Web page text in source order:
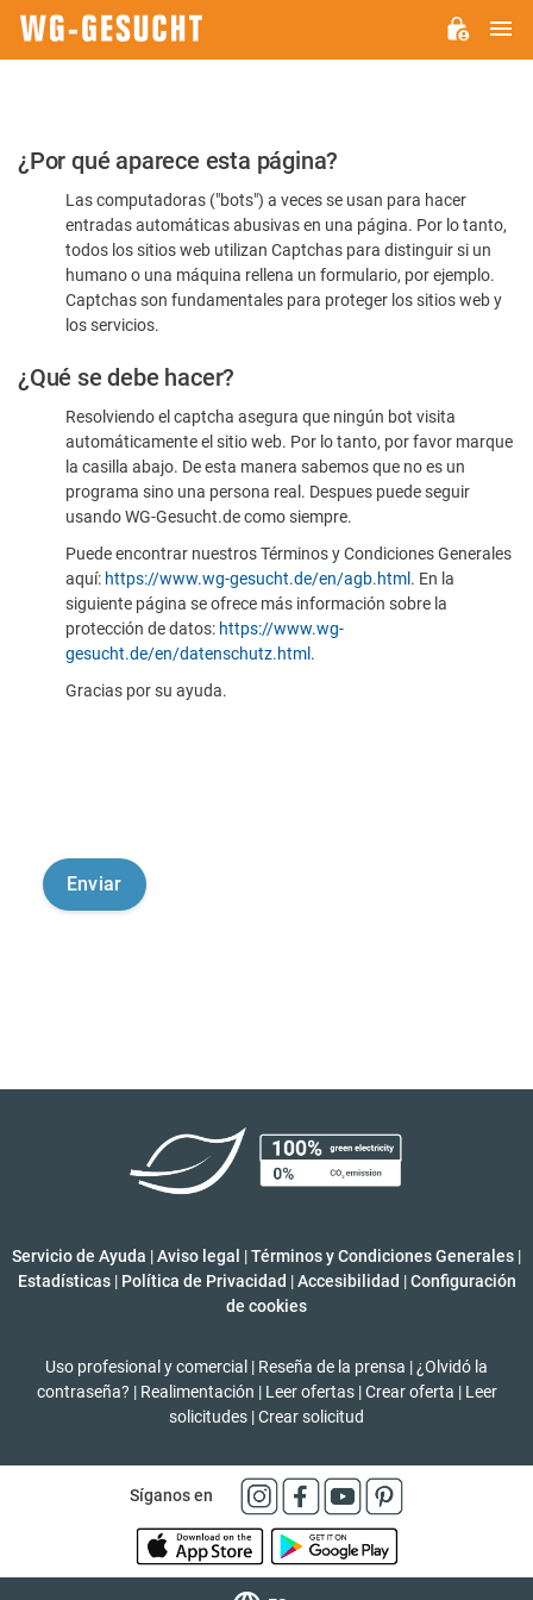
Por
favor,
confirme
humano
¿Por qué aparece esta página?
Las computadoras ("bots") a veces se usan para hacer
entradas automáticas abusivas en una página. Por lo tanto,
todos los sitios web utilizan Captchas para distinguir si un
humano o una máquina rellena un formulario, por ejemplo.
Captchas son fundamentales para proteger los sitios web y
los servicios.
¿Qué se debe hacer?
Resolviendo el captcha asegura que ningún bot visita
automáticamente el sitio web. Por lo tanto, por favor marque
la casilla abajo. De esta manera sabemos que no es un
programa sino una persona real. Despues puede seguir
usando WG-Gesucht.de como siempre.
Puede encontrar nuestros Términos y Condiciones Generales
aquí: https://www.wg-gesucht.de/en/agb.html . En la
siguiente página se ofrece más información sobre la
protección de datos: https://www.wg-
gesucht.de/en/datenschutz.html .
Gracias por su ayuda.
Servicio de Ayuda |Aviso legal |Términos y Condiciones Generales |
Estadísticas | Política de Privacidad | Accesibilidad | Configuración
de cookies
Uso profesional y comercial | Reseña de la prensa | ¿Olvidó la
contraseña? | Realimentación | Leer ofertas | Crear oferta | Leer
solicitudes |Crear solicitud
Síganos en